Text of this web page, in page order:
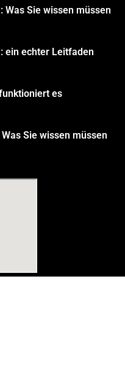
Was Sie wissen müssen
ein echter Leitfaden
es
Sie wissen müssen